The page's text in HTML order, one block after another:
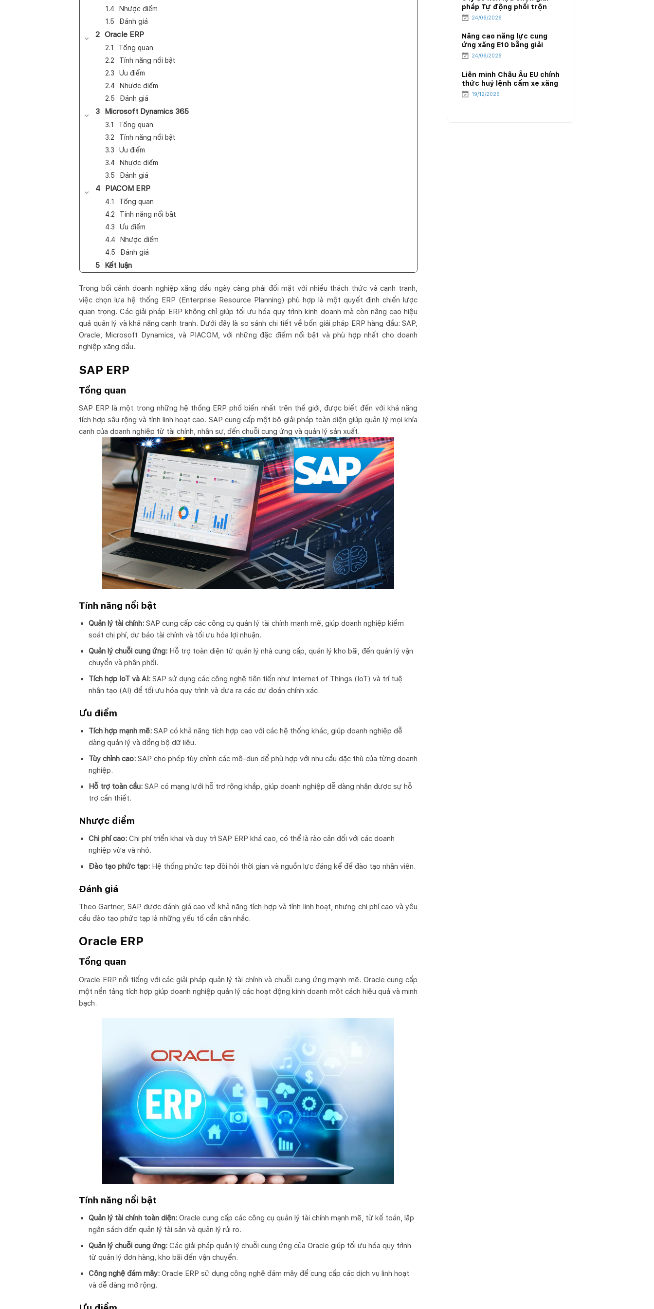
Nhược điểm
Đánh giá
Oracle ERP
Tổng quan
Tính năng nổi bật
Ưu điểm
Nhược điểm
Đánh giá
Microsoft Dynamics 365
Tổng quan
Tính năng nổi bật
Ưu điểm
Nhược điểm
Đánh giá
PIACOM ERP
Tổng quan
Tính năng nổi bật
Ưu điểm
Nhược điểm
Đánh giá
Kết luận
Trong bối cảnh doanh nghiệp xăng dầu ngày càng phải đối mặt với nhiều thách thức và cạnh tranh,
việc chọn lựa hệ thống ERP (Enterprise Resource Planning) phù hợp là một quyết định chiến lược
quan trọng. Các giải pháp ERP không chỉ giúp tối ưu hóa quy trình kinh doanh mà còn nâng cao hiệu
quả quản lý và khả năng cạnh tranh. Dưới đây là so sánh chi tiết về bốn giải pháp ERP hàng đầu: SAP,
Oracle, Microsoft Dynamics, và PIACOM, với những đặc điểm nổi bật và phù hợp nhất cho doanh
nghiệp xăng dầu.
SAP ERP
Tổng quan
SAP ERP là một trong những hệ thống ERP phổ biến nhất trên thế giới, được biết đến với khả năng
tích hợp sâu rộng và tính linh hoạt cao. SAP cung cấp một bộ giải pháp toàn diện giúp quản lý mọi khía
cạnh của doanh nghiệp từ tài chính, nhân sự, đến chuỗi cung ứng và quản lý sản xuất.
Tính năng nổi bật
Quản lý tài chính:SAP cung cấp các công cụ quản lý tài chính mạnh mẽ, giúp doanh nghiệp kiểm
soát chi phí, dự báo tài chính và tối ưu hóa lợi nhuận.
Quản lý chuỗi cung ứng:Hỗ trợ toàn diện từ quản lý nhà cung cấp, quản lý kho bãi, đến quản lý vận
chuyển và phân phối.
Tích hợp IoT và AI:SAP sử dụng các công nghệ tiên tiến như Internet of Things (IoT) và trí tuệ
nhân tạo (AI) để tối ưu hóa quy trình và đưa ra các dự đoán chính xác.
Ưu điểm
Tích hợp mạnh mẽ:SAP có khả năng tích hợp cao với các hệ thống khác, giúp doanh nghiệp dễ
dàng quản lý và đồng bộ dữ liệu.
Tùy chỉnh cao:SAP cho phép tùy chỉnh các mô-đun để phù hợp với nhu cầu đặc thù của từng doanh
nghiệp.
Hỗ trợ toàn cầu:SAP có mạng lưới hỗ trợ rộng khắp, giúp doanh nghiệp dễ dàng nhận được sự hỗ
trợ cần thiết.
Nhược điểm
Chi phí cao:Chi phí triển khai và duy trì SAP ERP khá cao, có thể là rào cản đối với các doanh
nghiệp vừa và nhỏ.
Đào tạo phức tạp:Hệ thống phức tạp đòi hỏi thời gian và nguồn lực đáng kể để đào tạo nhân viên.
Đánh giá
Theo Gartner, SAP được đánh giá cao về khả năng tích hợp và tính linh hoạt, nhưng chi phí cao và yêu
cầu đào tạo phức tạp là những yếu tố cần cân nhắc.
Oracle ERP
Tổng quan
Oracle ERP nổi tiếng với các giải pháp quản lý tài chính và chuỗi cung ứng mạnh mẽ. Oracle cung cấp
một nền tảng tích hợp giúp doanh nghiệp quản lý các hoạt động kinh doanh một cách hiệu quả và minh
bạch.
Tính năng nổi bật
Quản lý tài chính toàn diện:Oracle cung cấp các công cụ quản lý tài chính mạnh mẽ, từ kế toán, lập
ngân sách đến quản lý tài sản và quản lý rủi ro.
Quản lý chuỗi cung ứng:Các giải pháp quản lý chuỗi cung ứng của Oracle giúp tối ưu hóa quy trình
từ quản lý đơn hàng, kho bãi đến vận chuyển.
Công nghệ đám mây:Oracle ERP sử dụng công nghệ đám mây để cung cấp các dịch vụ linh hoạt
và dễ dàng mở rộng.
pháp Tự động phối trộn
E10 của PIACOM
24/06/2026
Nâng cao năng lực cung
ứng xăng E10 bằng giải
pháp Tự động phối trộn
24/06/2026
Liên minh Châu Âu EU chính
thức huỷ lệnh cấm xe xăng
từ năm 2035 – Cục diện
19/12/2025